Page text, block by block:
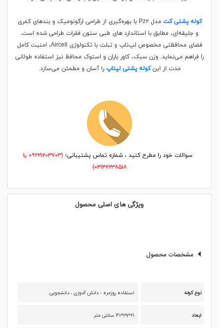
کوله پشتی کت
مدل Pz۲ با بهره‌گیری از طراحی ارگونومیک و بندهای کمری
و جلیقه‌ای، مطابق با استاندارد های طبی ستون فقرات طراحی شده است.
فضای محافظتی مخصوص لپ‌تاپ و تبلت با تکنولوژی Aircell، امنیت کامل
را فراهم می‌نماید. وزن سبک، کاور باران و استوک محافظ نیز استفاده طولانی‌
مدت از اینکوله‌ پشتی لپتاپرا آسان و مطمئن می‌سازد.
سوالات خود را مطرح کنید ، شماره تماس پشتیبانی؛
(۰۹۲۲۱۲۰۳۷۰۳ یا
۰۳۱۳۲۲۳۸۵۱۸)
ویژگی های اصلی محصول
مشخصات محصول
نوع کوله استفاده روزمره - دانش آموزی ، دانشجویی
ابعاد ۲۱*۲۹*۴۱ سانتی متر